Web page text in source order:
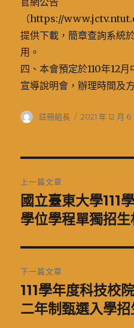
（https://
提供下載，簡章查詢系統
用。
四、本會預定於110年12
宣導說明會，辦理時間及
作
註冊組長
發
2021 年 12 月 6
章
導
覽
上一篇文章
上
一
文
章:
國立臺東大學111
學位學程單獨招
下一篇文章
下
一
111學年度科技校
二年制甄選入學